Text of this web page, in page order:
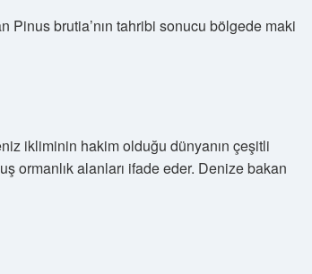
Pinus brutia’nın tahribi sonucu bölgede maki
ikliminin hakim olduğu dünyanın çeşitli
ormanlık alanları ifade eder. Denize bakan